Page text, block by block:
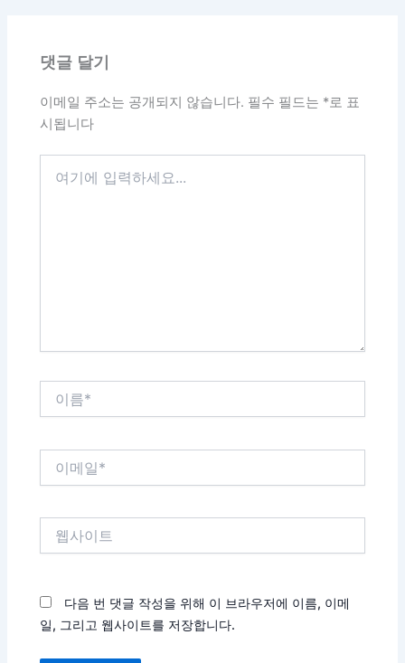
댓글 달기
이메일 주소는 공개되지 않습니다. 필수 필드는 *로 표
시됩니다
다음 번 댓글 작성을 위해 이 브라우저에 이름, 이메
일, 그리고 웹사이트를 저장합니다.